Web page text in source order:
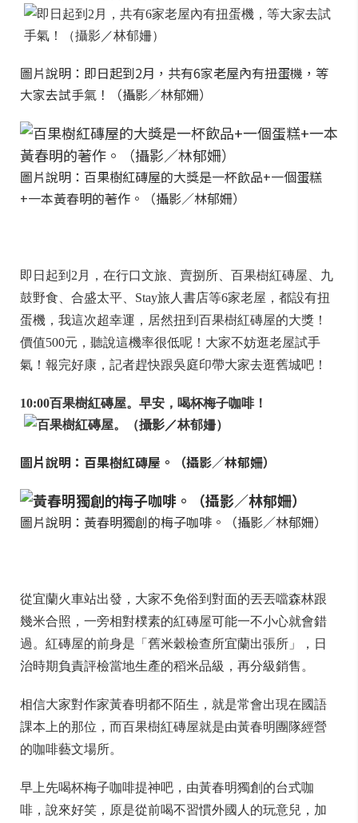
圖片說明：即日起到2月，共有6家老屋內有扭蛋機，等
大家去試手氣！（攝影／林郁姍）
圖片說明：百果樹紅磚屋的大獎是一杯飲品+一個蛋糕
+一本黃春明的著作。（攝影／林郁姍）
即日起到2月，在行口文旅、賣捌所、百果樹紅磚屋、九
鼓野食、合盛太平、Stay旅人書店等6家老屋，都設有扭
蛋機，我這次超幸運，居然扭到百果樹紅磚屋的大獎！
價值500元，聽說這機率很低呢！大家不妨逛老屋試手
氣！報完好康，記者趕快跟吳庭印帶大家去逛舊城吧！
10:00百果樹紅磚屋。早安，喝杯梅子咖啡！
圖片說明：百果樹紅磚屋。（攝影／林郁姍）
圖片說明：黃春明獨創的梅子咖啡。（攝影／林郁姍）
從宜蘭火車站出發，大家不免俗到對面的丟丟噹森林跟
幾米合照，一旁相對樸素的紅磚屋可能一不小心就會錯
過。紅磚屋的前身是「舊米穀檢查所宜蘭出張所」，日
治時期負責評檢當地生產的稻米品級，再分級銷售。
相信大家對作家黃春明都不陌生，就是常會出現在國語
課本上的那位，而百果樹紅磚屋就是由黃春明團隊經營
的咖啡藝文場所。
早上先喝杯梅子咖啡提神吧，由黃春明獨創的台式咖
啡，說來好笑，原是從前喝不習慣外國人的玩意兒，加